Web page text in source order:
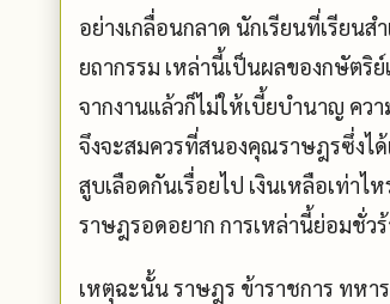
อย่างเกลื่อนกลาด นักเรียนที่เรียน
ยถากรรม เหล่านี้เป็นผลของกษัต
จากงานแล้วก็ไม่ให้เบี้ยบำนาญ คว
จึงจะสมควรที่สนองคุณราษฎรซึ่งได้
สูบเลือดกันเรื่อยไป เงินเหลือเท่า
ราษฎรอดอยาก การเหล่านี้ย่อมชั่ว
เหตุฉะนั้น ราษฎร ข้าราชการ ทหา